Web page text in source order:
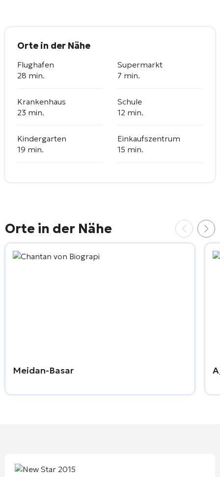
Orte in der Nähe
Flughafen
28 min.
Supermarkt
7 min.
Krankenhaus
23 min.
Schule
12 min.
Kindergarten
19 min.
Einkaufszentrum
15 min.
Orte in der Nähe
Meidan-Basar